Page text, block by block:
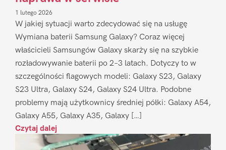
1 lutego 2026
W jakiej sytuacji warto zdecydować się na usługę
Wymiana baterii Samsung Galaxy? Coraz więcej
właścicieli Samsungów Galaxy skarży się na szybkie
rozładowywanie baterii po 2–3 latach. Dotyczy to w
szczególności flagowych modeli: Galaxy S23, Galaxy
S23 Ultra, Galaxy S24, Galaxy S24 Ultra. Podobne
problemy mają użytkownicy średniej półki: Galaxy A54,
Galaxy A55, Galaxy A35, Galaxy […]
Czytaj dalej